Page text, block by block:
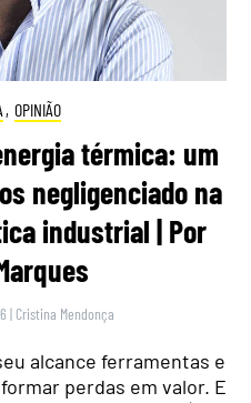
, OPINIÃO
térmica: um
negligenciado na
industrial | Por
| Cristina Mendonça
alcance ferramentas e
perdas em valor. E